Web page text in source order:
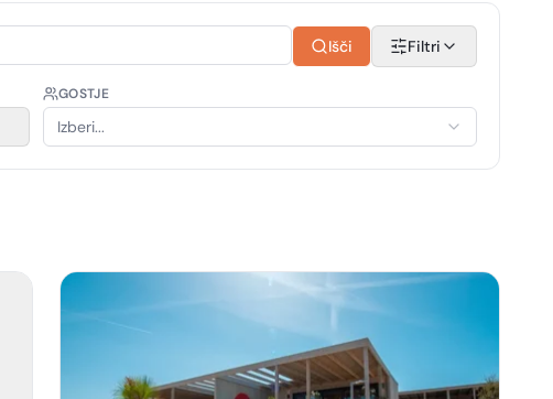
Išči Filtri
GOSTJE
Izberi...